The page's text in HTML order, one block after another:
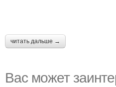
читать дальше →
Вас может